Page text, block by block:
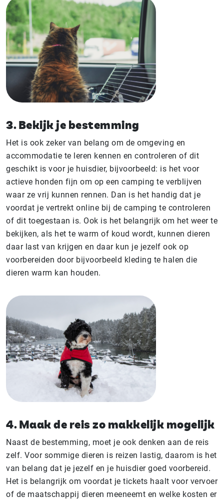
3. Bekijk je bestemming
Het is ook zeker van belang om de omgeving en
accommodatie te leren kennen en controleren of dit
geschikt is voor je huisdier, bijvoorbeeld: is het voor
actieve honden fijn om op een camping te verblijven
waar ze vrij kunnen rennen. Dan is het handig dat je
voordat je vertrekt online bij de camping te controleren
of dit toegestaan is. Ook is het belangrijk om het weer te
bekijken, als het te warm of koud wordt, kunnen dieren
daar last van krijgen en daar kun je jezelf ook op
voorbereiden door bijvoorbeeld kleding te halen die
dieren warm kan houden.
4. Maak de reis zo makkelijk mogelijk
Naast de bestemming, moet je ook denken aan de reis
zelf. Voor sommige dieren is reizen lastig, daarom is het
van belang dat je jezelf en je huisdier goed voorbereid.
Het is belangrijk om voordat je tickets haalt voor vervoer
of de maatschappij dieren meeneemt en welke kosten er